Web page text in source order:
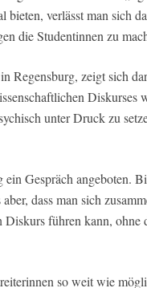
verlässt man sich
die Studentinnen zu
Regensburg, zeigt sich
Diskurses
unter Druck zu
Gespräch angeboten.
dass man sich
führen kann, ohne
so weit wie